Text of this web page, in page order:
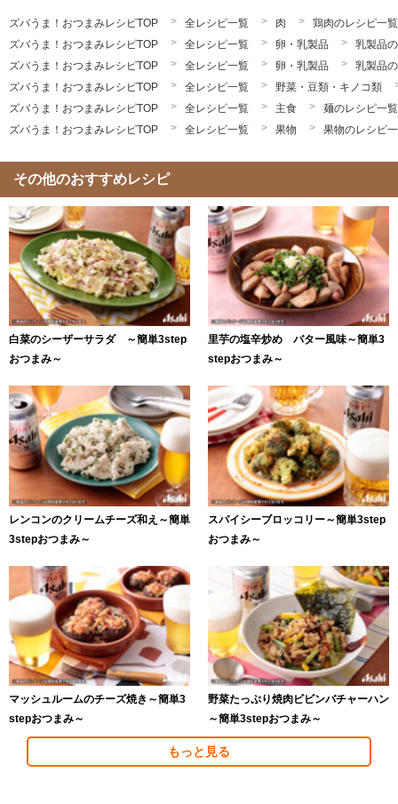
ズバうま！おつまみレシピTOP 全レシピ一覧 肉
鶏肉のレシピ一覧
ズバうま！おつまみレシピTOP
全レシピ一覧 卵・乳製品
乳製品
ズバうま！おつまみレシピTOP
全レシピ一覧 卵・乳製品
乳製品
ズバうま！おつまみレシピTOP
全レシピ一覧
野菜・豆類・キノコ類
ズバうま！おつまみレシピTOP
全レシピ一覧 主食
麺のレシピ一覧
ズバうま！おつまみレシピTOP
全レシピ一覧 果物 果物のレシピ
その他のおすすめレシピ
白菜のシーザーサラダ ～簡単3step
おつまみ～
里芋の塩辛炒め バター風味～簡単3
stepおつまみ～
レンコンのクリームチーズ和え～簡単
3stepおつまみ～
スパイシーブロッコリー～簡単3step
おつまみ～
マッシュルームのチーズ焼き～簡単3
stepおつまみ～
野菜たっぷり焼肉ビビンバチャーハン
～簡単3stepおつまみ～
もっと見る